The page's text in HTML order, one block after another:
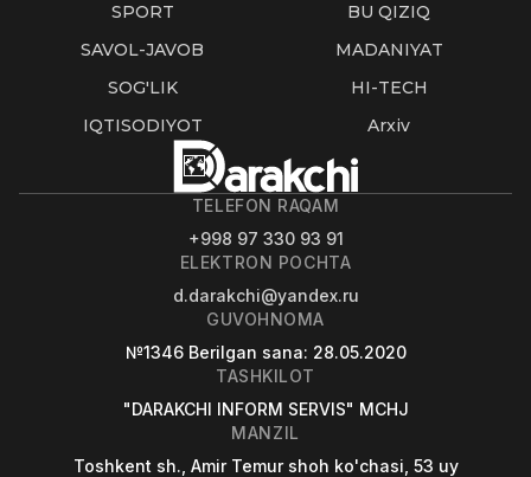
SPORT
BU QIZIQ
SAVOL-JAVOB
MADANIYAT
SOG'LIK
HI-TECH
IQTISODIYOT
Arxiv
TELEFON RAQAM
+998 97 330 93 91
ELEKTRON POCHTA
d.darakchi@yandex.ru
GUVOHNOMA
№1346 Berilgan sana: 28.05.2020
TASHKILOT
"DARAKCHI INFORM SERVIS" MCHJ
MANZIL
Toshkent sh., Amir Temur shoh ko'chasi, 53 uy